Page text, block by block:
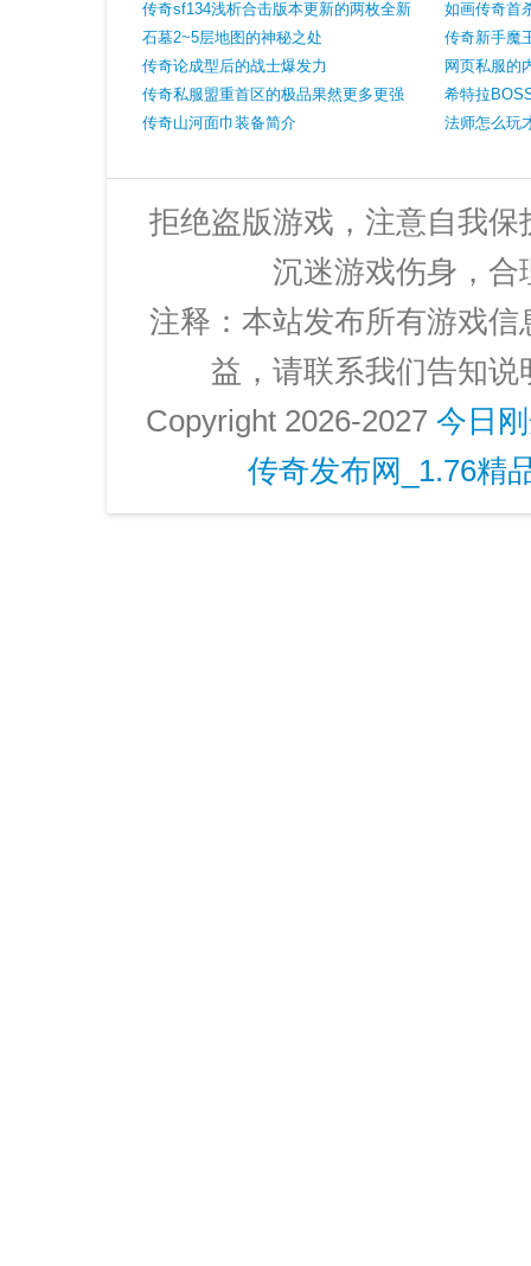
传奇sf134浅析合击版本更新的两枚全新
麻痹戒指道士职业最开心
石墓2~5层地图的神秘之处
传奇论成型后的战士爆发力
传奇私服盟重首区的极品果然更多更强
魔4小手镯真亮眼
传奇山河面巾装备简介
爆非官服的
如画传奇首
传奇新手魔
网页私服的
一人野蛮冲
希特拉
法师怎么玩
拒绝盗版游戏，注意自我
沉迷游戏伤身，合
注释：本站发布所有游戏
益，请联系我们告知
Copyright 2026-2027 今日
传奇发布网_1.76精